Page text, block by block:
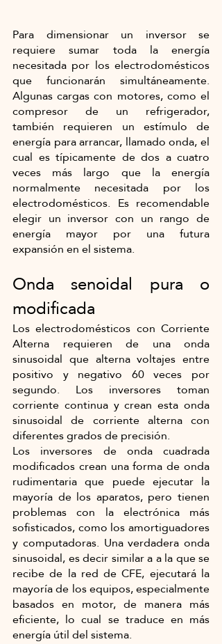
Para dimensionar un inversor se
requiere sumar toda la energía
necesitada por los electrodomésticos
que funcionarán simultáneamente.
Algunas cargas con motores, como el
compresor de un refrigerador,
también requieren un estímulo de
energía para arrancar, llamado onda, el
cual es típicamente de dos a cuatro
veces más largo que la energía
normalmente necesitada por los
electrodomésticos. Es recomendable
elegir un inversor con un rango de
energía mayor por una futura
expansión en el sistema.
Onda senoidal pura o
modificada
Los electrodomésticos con Corriente
Alterna requieren de una onda
sinusoidal que alterna voltajes entre
positivo y negativo 60 veces por
segundo. Los inversores toman
corriente continua y crean esta onda
sinusoidal de corriente alterna con
diferentes grados de precisión.
Los inversores de onda cuadrada
modificados crean una forma de onda
rudimentaria que puede ejecutar la
mayoría de los aparatos, pero tienen
problemas con la electrónica más
sofisticados, como los amortiguadores
y computadoras. Una verdadera onda
sinusoidal, es decir similar a a la que se
recibe de la red de CFE, ejecutará la
mayoría de los equipos, especialmente
basados en motor, de manera más
eficiente, lo cual se traduce en más
energía útil del sistema.